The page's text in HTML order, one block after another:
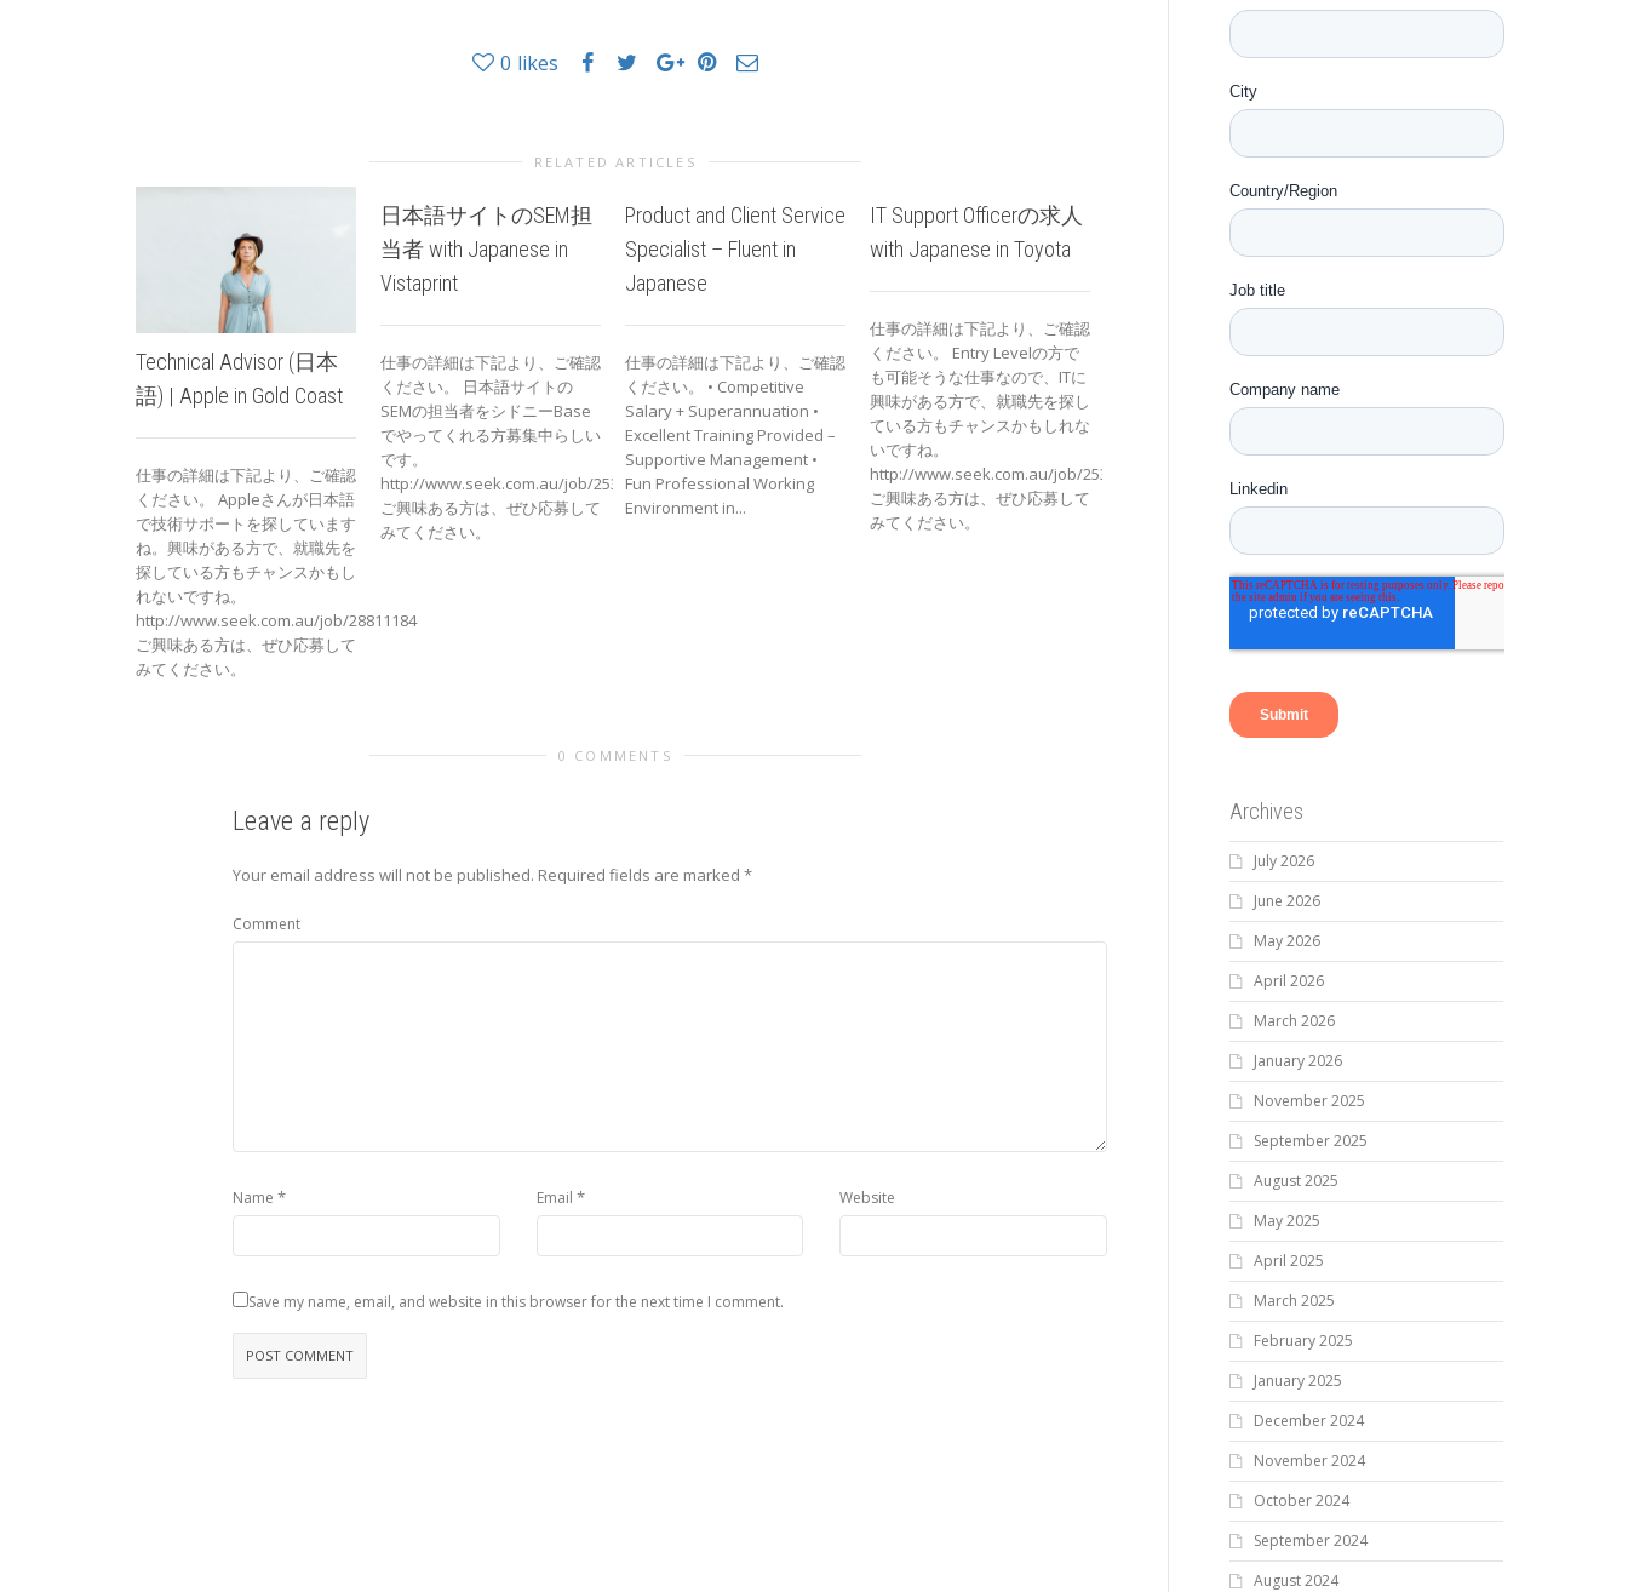
0 likes
RELATED ARTICLES
Technical Advisor (日本
語) | Apple in Gold Coast
仕事の詳細は下記より、ご確認
ください。 Appleさんが日本語
で技術サポートを探しています
ね。興味がある方で、就職先を
探している方もチャンスかもし
れないですね。
http://www.seek.com.au/job/28811184
ご興味ある方は、ぜひ応募して
みてください。
日本語サイトのSEM担
当者 with Japanese in
Vistaprint
仕事の詳細は下記より、ご確認
ください。 日本語サイトの
SEMの担当者をシドニーBase
でやってくれる方募集中らしい
です。
http://www.seek.com.au/job/25318830
ご興味ある方は、ぜひ応募して
みてください。
Product and Client Service
Specialist – Fluent in
Japanese
仕事の詳細は下記より、ご確認
ください。 • Competitive
Salary + Superannuation •
Excellent Training Provided –
Supportive Management •
Fun Professional Working
Environment in...
IT Support Officerの求人
with Japanese in Toyota
仕事の詳細は下記より、ご確認
ください。 Entry Levelの方で
も可能そうな仕事なので、ITに
興味がある方で、就職先を探し
ている方もチャンスかもしれな
いですね。
http://www.seek.com.au/job/25375460
ご興味ある方は、ぜひ応募して
みてください。
Software Support |
Sydney CBD | JAPANESE
仕事の詳細は下記より、ご確認
ください。 サーバの管理関連
の仕事なので、ITに興味がある
方で、就職先を探している方も
チャンスかもしれないですね。
http://www.seek.com.au/job/28813202
ご興味ある方は、ぜひ応募して
0 COMMENTS
Leave a reply
Your email address will not be published. Required fields are marked *
Comment
Name * Email * Website
Save my name, email, and website in this browser for the next time I comment.
Archives
July 2026
June 2026
May 2026
April 2026
March 2026
January 2026
November 2025
September 2025
August 2025
May 2025
April 2025
March 2025
February 2025
January 2025
December 2024
November 2024
October 2024
September 2024
August 2024